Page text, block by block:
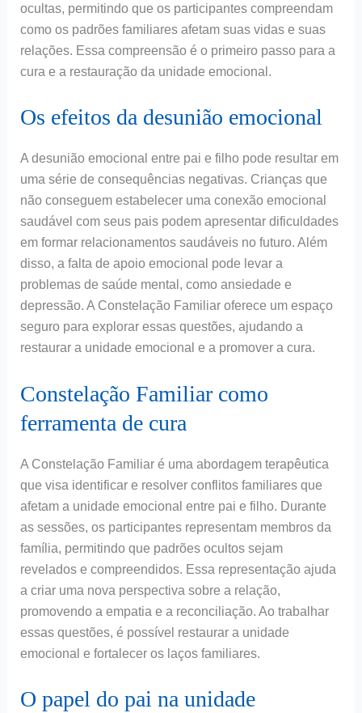
ocultas, permitindo que os participantes compreendam
como os padrões familiares afetam suas vidas e suas
relações. Essa compreensão é o primeiro passo para a
cura e a restauração da unidade emocional.
Os efeitos da desunião emocional
A desunião emocional entre pai e filho pode resultar em
uma série de consequências negativas. Crianças que
não conseguem estabelecer uma conexão emocional
saudável com seus pais podem apresentar dificuldades
em formar relacionamentos saudáveis no futuro. Além
disso, a falta de apoio emocional pode levar a
problemas de saúde mental, como ansiedade e
depressão. A Constelação Familiar oferece um espaço
seguro para explorar essas questões, ajudando a
restaurar a unidade emocional e a promover a cura.
Constelação Familiar como
ferramenta de cura
A Constelação Familiar é uma abordagem terapêutica
que visa identificar e resolver conflitos familiares que
afetam a unidade emocional entre pai e filho. Durante
as sessões, os participantes representam membros da
família, permitindo que padrões ocultos sejam
revelados e compreendidos. Essa representação ajuda
a criar uma nova perspectiva sobre a relação,
promovendo a empatia e a reconciliação. Ao trabalhar
essas questões, é possível restaurar a unidade
emocional e fortalecer os laços familiares.
O papel do pai na unidade